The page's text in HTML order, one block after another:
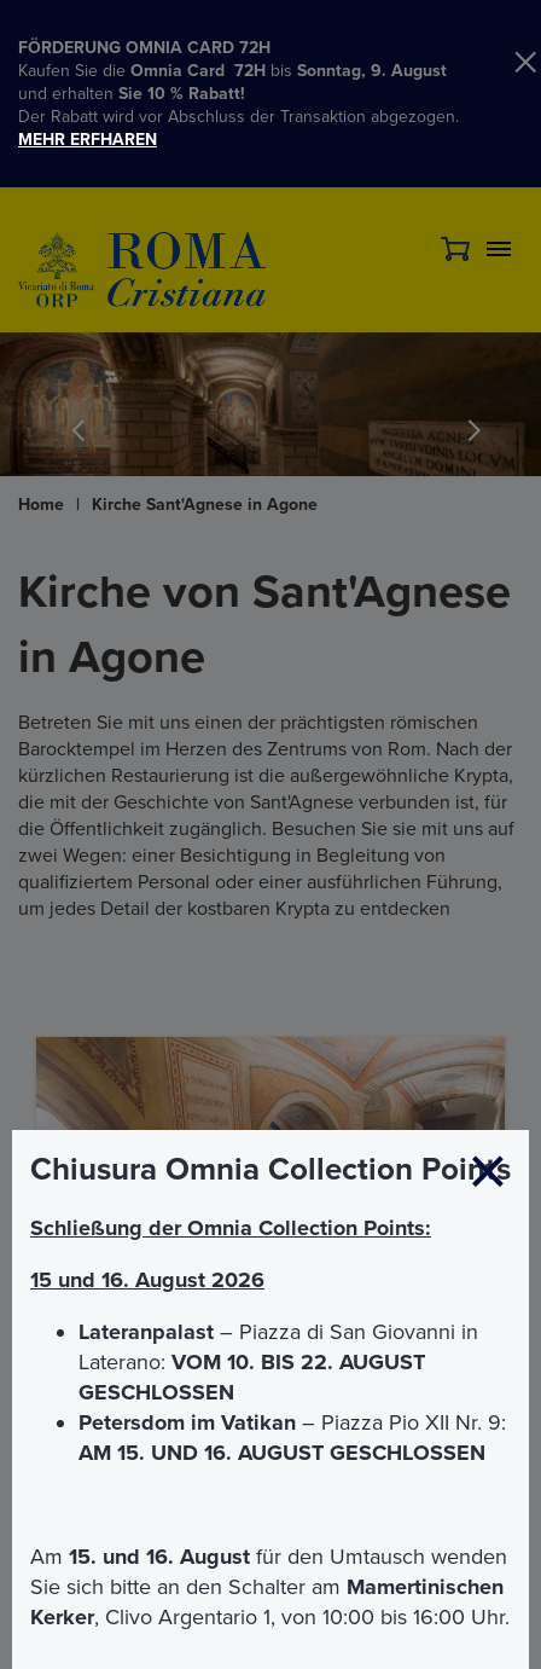
FÖRDERUNG OMNIA CARD 72H
Kaufen Sie die Omnia Card 72H bis Sonntag, 9. August
und erhalten Sie 10 % Rabatt!
Der Rabatt wird vor Abschluss der Transaktion abgezogen.
MEHR ERFHAREN
Home | Kirche Sant'Agnese in Agone
Kirche von Sant'Agnese
in Agone
Betreten Sie mit uns einen der prächtigsten römischen
Barocktempel im Herzen des Zentrums von Rom. Nach der
kürzlichen Restaurierung ist die außergewöhnliche Krypta,
die mit der Geschichte von Sant'Agnese verbunden ist, für
die Öffentlichkeit zugänglich. Besuchen Sie sie mit uns auf
zwei Wegen: einer Besichtigung in Begleitung von
qualifiziertem Personal oder einer ausführlichen Führung,
um jedes Detail der kostbaren Krypta zu entdecken
Kirche Sant'Agnese in Agone und Krypta
Landschaft prägen, gibt es ein unvergleichliches Juwel:
Kirche Sant'Agnese in Agone.
Verpassen Sie nicht die Gelegenheit, dieses versteckte
Chiusura Omnia Collection Points
Schließung der Omnia Collection Points:
15 und 16. August 2026
Lateranpalast – Piazza di San Giovanni in
Laterano:VOM 10. BIS 22. AUGUST
GESCHLOSSEN
Petersdom im Vatikan – Piazza Pio XII Nr. 9:
AM 15. UND 16. AUGUST GESCHLOSSEN
Am15. und 16. Augustfür den Umtausch wenden
Sie sich bitte an den Schalter am Mamertinischen
Kerker, Clivo Argentario 1, von 10:00 bis 16:00 Uhr.